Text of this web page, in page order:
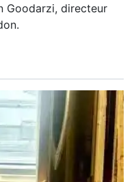
Goodarzi, directeur